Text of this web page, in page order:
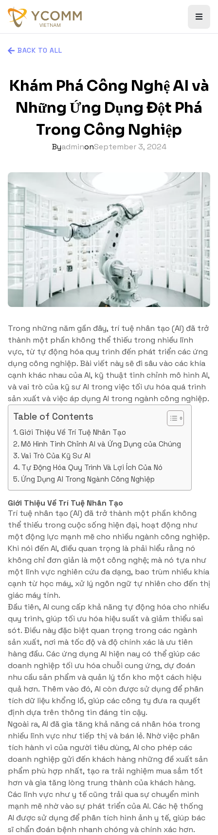
BACK TO ALL
Khám Phá Công Nghệ AI và
Những Ứng Dụng Đột Phá
Trong Công Nghiệp
ByadminonSeptember 3, 2024
Trong những năm gần đây, trí tuệ nhân tạo (AI) đã trở
thành một phần không thể thiếu trong nhiều lĩnh
vực, từ tự động hóa quy trình đến phát triển các ứng
dụng công nghiệp. Bài viết này sẽ đi sâu vào các khía
cạnh khác nhau của AI, kỹ thuật tinh chỉnh mô hình AI,
và vai trò của kỹ sư AI trong việc tối ưu hóa quá trình
sản xuất và việc áp dụng AI trong ngành công nghiệp.
Table of Contents
Giới Thiệu Về Trí Tuệ Nhân Tạo
Mô Hình Tinh Chỉnh AI và Ứng Dụng của Chúng
Vai Trò Của Kỹ Sư AI
Tự Động Hóa Quy Trình Và Lợi Ích Của Nó
Ứng Dụng AI Trong Ngành Công Nghiệp
Giới Thiệu Về Trí Tuệ Nhân Tạo
Trí tuệ nhân tạo (AI) đã trở thành một phần không
thể thiếu trong cuộc sống hiện đại, hoạt động như
một động lực mạnh mẽ cho nhiều ngành công nghiệp.
Khi nói đến AI, điều quan trọng là phải hiểu rằng nó
không chỉ đơn giản là một công nghệ; mà nó tựa như
một lĩnh vực nghiên cứu đa dạng, bao trùm nhiều khía
cạnh từ học máy, xử lý ngôn ngữ tự nhiên cho đến thị
giác máy tính.
Đầu tiên, AI cung cấp khả năng tự động hóa cho nhiều
quy trình, giúp tối ưu hóa hiệu suất và giảm thiểu sai
sót. Điều này đặc biệt quan trọng trong các ngành
sản xuất, nơi mà tốc độ và độ chính xác là ưu tiên
hàng đầu. Các ứng dụng AI hiện nay có thể giúp các
doanh nghiệp tối ưu hóa chuỗi cung ứng, dự đoán
nhu cầu sản phẩm và quản lý tồn kho một cách hiệu
quả hơn. Thêm vào đó, AI còn được sử dụng để phân
tích dữ liệu khổng lồ, giúp các công ty đưa ra quyết
định dựa trên thông tin đáng tin cậy.
Ngoài ra, AI đã gia tăng khả năng cá nhân hóa trong
nhiều lĩnh vực như tiếp thị và bán lẻ. Nhờ việc phân
tích hành vi của người tiêu dùng, AI cho phép các
doanh nghiệp gửi đến khách hàng những đề xuất sản
phẩm phù hợp nhất, tạo ra trải nghiệm mua sắm tốt
hơn và gia tăng lòng trung thành của khách hàng.
Các lĩnh vực như y tế cũng trải qua sự chuyển mình
mạnh mẽ nhờ vào sự phát triển của AI. Các hệ thống
AI được sử dụng để phân tích hình ảnh y tế, giúp bác
sĩ chẩn đoán bệnh nhanh chóng và chính xác hơn.